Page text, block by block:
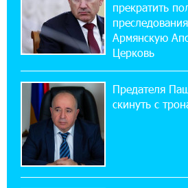
11:21:15 31-07-2026
ЕАЭС со временем
нибудь это поймёт и
11:03:52 31-07-2026
Если Израиль
армян против
значит сам Геноцид?
прекратить
Армянскую
Церковь
Предателя
скинуть с